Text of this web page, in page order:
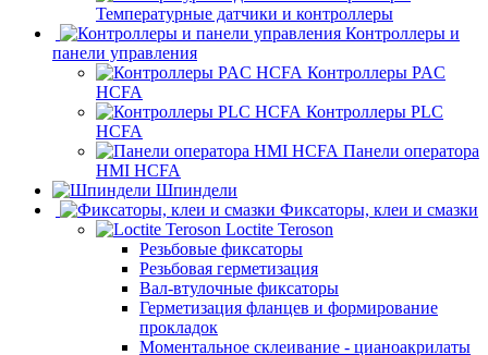
Температурные датчики и контроллеры
Контроллеры и
панели управления
Контроллеры PAC
HCFA
Контроллеры PLC
HCFA
Панели оператора
HMI HCFA
Шпиндели
Фиксаторы, клеи и смазки
Loctite Teroson
Резьбовые фиксаторы
Резьбовая герметизация
Вал-втулочные фиксаторы
Герметизация фланцев и формирование
прокладок
Моментальное склеивание - цианоакрилаты